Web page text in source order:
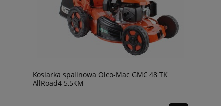
Kosiarka spalinowa Oleo-Mac GMC 48 TK
AllRoad4 5,5KM